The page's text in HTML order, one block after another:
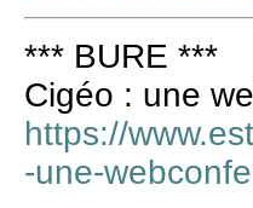
*** BURE ***
Cigéo : une
https://
-une-